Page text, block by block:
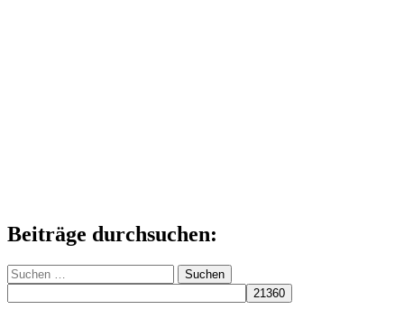
Beiträge durchsuchen:
Suchen
nach: